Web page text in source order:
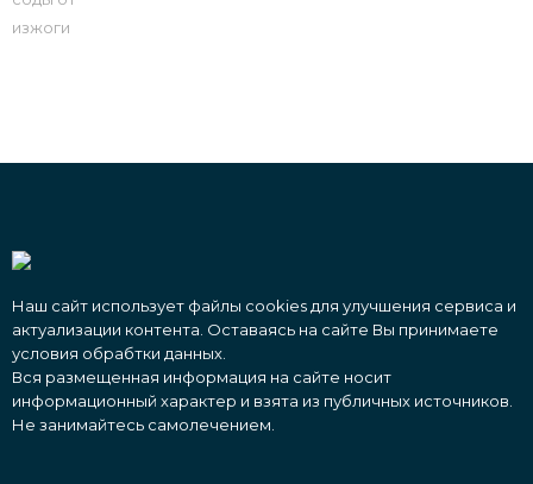
Наш сайт использует файлы cookies для улучшения сервиса и
актуализации контента. Оставаясь на сайте Вы принимаете
условия обрабтки данных.
Вся размещенная информация на сайте носит
информационный характер и взята из публичных источников.
Не занимайтесь самолечением.